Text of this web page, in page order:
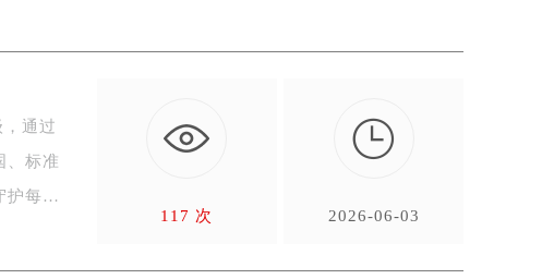
）
通过
、标准
护每一
117 次

2026-06-03